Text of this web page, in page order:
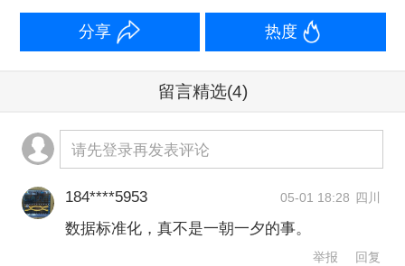
“相对三甲医院采集的影像数据，这些乡
像我们的CT，放在北京采到的数据跟搬
到一个乡镇采集到的数据，那是两件事
儿。”陈朝阳表示，乡镇医疗机构的影像
数据在训练医疗大模型的时候，“很多就
不能用”。
分享 热度
留言精选(4)
请先登录再发表评论
184****5953 05-01 18:28 四川
数据标准化，真不是一朝一夕的事。
举报 回复